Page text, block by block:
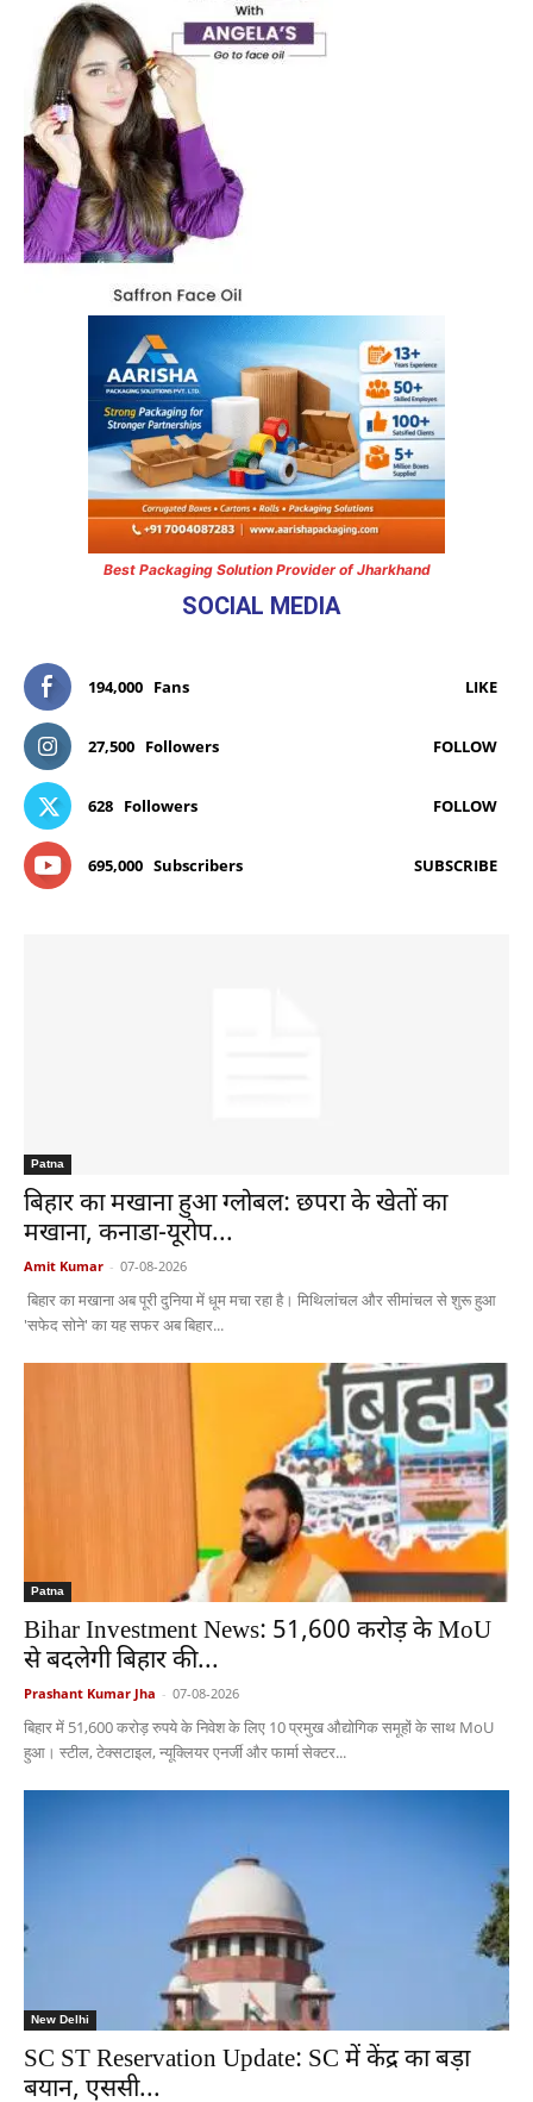
Best Packaging Solution Provider of Jharkhand
SOCIAL MEDIA
194,000 Fans LIKE
27,500 Followers FOLLOW
628 Followers FOLLOW
695,000 Subscribers SUBSCRIBE
Patna
बिहार का मखाना हुआ ग्लोबल: छपरा के खेतों का
मखाना, कनाडा-यूरोप...
Amit Kumar - 07-08-2026
बिहार का मखाना अब पूरी दुनिया में धूम मचा रहा है। मिथिलांचल और सीमांचल से शुरू हुआ
'सफेद सोने' का यह सफर अब बिहार...
Patna
Bihar Investment News: 51,600 करोड़ के MoU
से बदलेगी बिहार की...
Prashant Kumar Jha - 07-08-2026
बिहार में 51,600 करोड़ रुपये के निवेश के लिए 10 प्रमुख औद्योगिक समूहों के साथ MoU
हुआ। स्टील, टेक्सटाइल, न्यूक्लियर एनर्जी और फार्मा सेक्टर...
New Delhi
SC ST Reservation Update: SC में केंद्र का बड़ा
बयान, एससी...